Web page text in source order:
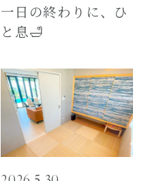
一日の終わりに、ひ
と息🛁